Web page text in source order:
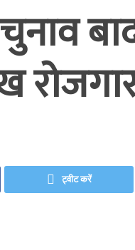
ट्वीट करें